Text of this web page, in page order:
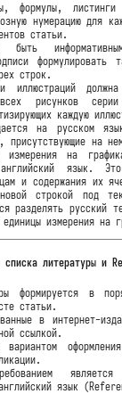
формулы,
нумерацию для
статьи.
быть
строк.
иллюстраций
рисунков
каждую
на русском
присутствующие на
на
язык.
и содержания их
строкой под
разделять русский
измерения на
списка литературы и
формируется в
статьи.
в интернет-
ссылкой.
вариантом
язык